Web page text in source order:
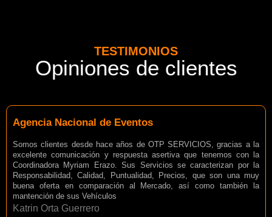
TESTIMONIOS
Opiniones de clientes
Agencia Nacional de Eventos
Somos clientes desde hace años de OTP SERVICIOS, gracias a la
excelente comunicación y respuesta asertiva que tenemos con la
Coordinadora Myriam Erazo. Sus Servicios se caracterizan por la
Responsabilidad, Calidad, Puntualidad, Precios, que son una muy
buena oferta en comparación al Mercado, así como también la
mantención de sus Vehículos
Katrin Orta Guerrero